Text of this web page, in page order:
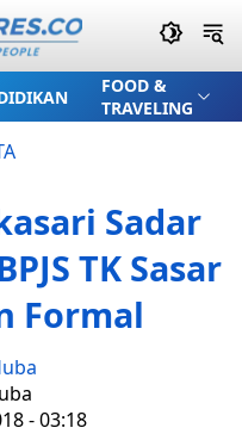
FOOD &
TRAVELING
Sadar
TK Sasar
Formal
- 03:18